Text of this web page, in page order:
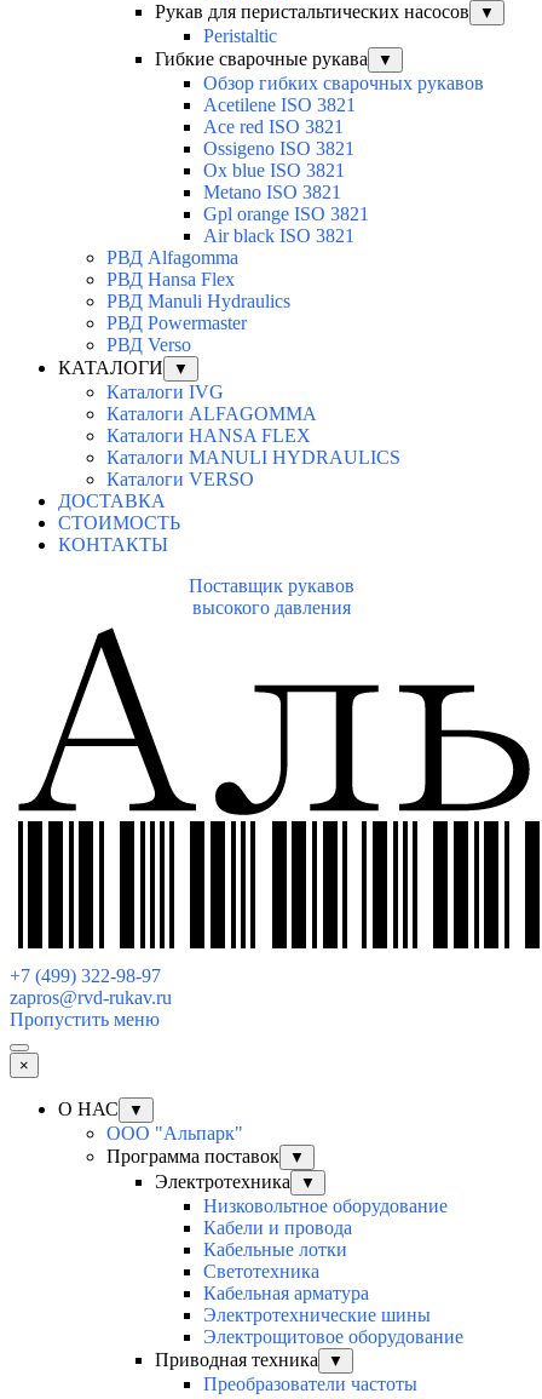
Рукав для перистальтических насосов
▼
Peristaltic
Гибкие сварочные рукава
▼
Обзор гибких сварочных рукавов
Acetilene ISO 3821
Ace red ISO 3821
Ossigeno ISO 3821
Ox blue ISO 3821
Metano ISO 3821
Gpl orange ISO 3821
Air black ISO 3821
РВД Alfagomma
РВД Hansa Flex
РВД Manuli Hydraulics
РВД Powermaster
РВД Verso
КАТАЛОГИ
▼
Каталоги IVG
Каталоги ALFAGOMMA
Каталоги HANSA FLEX
Каталоги MANULI HYDRAULICS
Каталоги VERSO
ДОСТАВКА
СТОИМОСТЬ
КОНТАКТЫ
Поставщик рукавов
высокого давления
+7 (499) 322-98-97
zapros@rvd-rukav.ru
Пропустить меню
×
О НАС ▼
ООО "Альпарк"
Программа поставок
▼
Электротехника ▼
Низковольтное оборудование
Кабели и провода
Кабельные лотки
Светотехника
Кабельная арматура
Электротехнические шины
Электрощитовое оборудование
Приводная техника
▼
Преобразователи частоты